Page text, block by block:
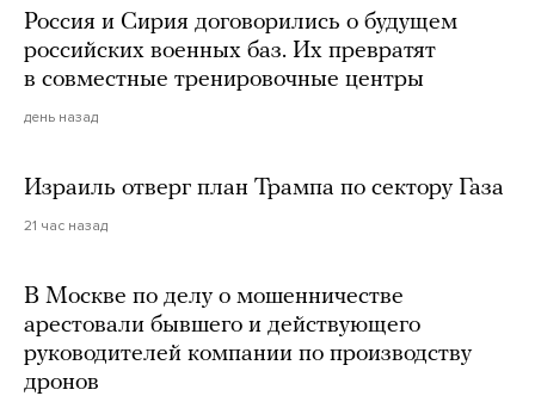
Россия и Сирия договорились о будущем
российских военных баз. Их превратят
в совместные тренировочные центры
день назад
Израиль отверг план Трампа по сектору Газа
21 час назад
В Москве по делу о мошенничестве
арестовали бывшего и действующего
руководителей компании по производству
дронов